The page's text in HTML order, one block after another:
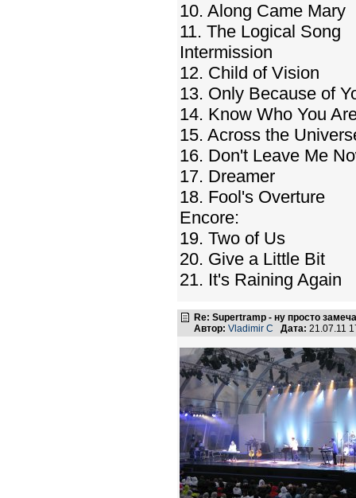
10. Along Came Mary
11. The Logical Song
Intermission
12. Child of Vision
13. Only Because of
14. Know Who You
15. Across the
16. Don't Leave Me
17. Dreamer
18. Fool's Overture
Encore:
19. Two of Us
20. Give a Little Bit
21. It's Raining Again
Re: Supertramp - ну просто
Автор: Vladimir C Дата: 21.07.11